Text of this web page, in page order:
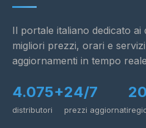
Il portale italiano dedicato ai
migliori prezzi, orari e
aggiornamenti in tempo
4.075+
distributori
24/7
prezzi aggiornati
20